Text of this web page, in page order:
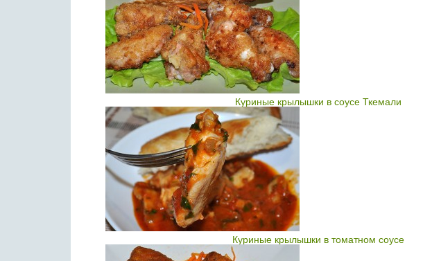
Куриные крылышки в соусе Ткемали
Куриные крылышки в томатном соусе